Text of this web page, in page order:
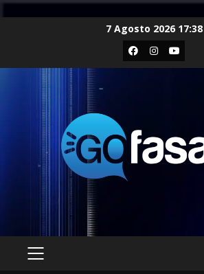
7 Agosto 2026 17:38
Facebook
Instagram
Youtube
PRIMARY